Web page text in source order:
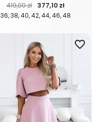
36 38 40 42 44 46 48
Cena regularna
419,00 zł Cena
377,10 zł
favorite_border